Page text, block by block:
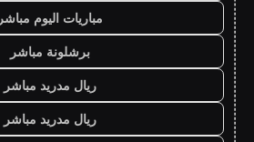
مباريات اليوم مباشر
برشلونة مباشر
ريال مدريد مباشر
ريال مدريد مباشر